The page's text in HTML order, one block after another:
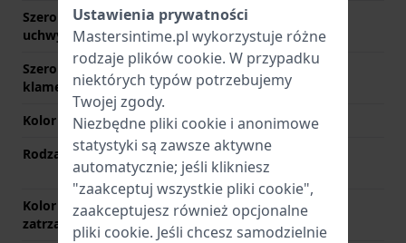
Szerokość między
uchwytami
10 mm
Szerokość paska przy
klamerce
18 mm
Kolor paska
Złoty
Rodzaj zapięcia
Zapięcie zatrzaskowe z
przyciskami
Kolor zapięcia
zatrzaskowego
Złoty
Ustawienia prywatności
Mastersintime.pl wykorzystuje różne
rodzaje plików cookie. W przypadku
niektórych typów potrzebujemy
Twojej zgody.
Niezbędne pliki cookie i anonimowe
statystyki są zawsze aktywne
automatycznie; jeśli klikniesz
"zaakceptuj wszystkie pliki cookie",
zaakceptujesz również opcjonalne
pliki cookie. Jeśli chcesz samodzielnie